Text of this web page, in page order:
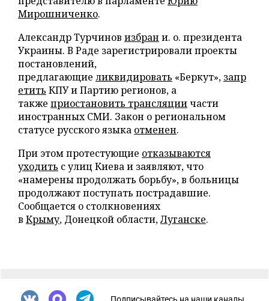
Мирошниченко.
Александр Турчинов избран и. о. президента
Украины. В Раде зарегистрировали проекты
постановлений,
предлагающие ликвидировать «Беркут», запр
етить КПУ и Партию регионов, а
также приостановить трансляциичасти
иностранных СМИ. Закон о региональном
статусе русского языка отменен.
При этом протестующие отказываются
уходить с улиц Киева и заявляют, что
«намерены продолжать борьбу», в больницы
продолжают поступать пострадавшие.
Сообщается о столкновениях
в Крыму, Донецкой области,Луганске.
Подписывайтесь на наши каналы